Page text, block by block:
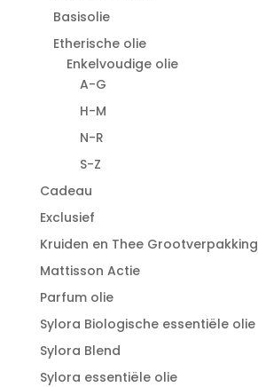
Basisolie
Etherische olie
Enkelvoudige olie
A-G
H-M
N-R
S-Z
Cadeau
Exclusief
Kruiden en Thee Grootverpakking
Mattisson Actie
Parfum olie
Sylora Biologische essentiële olie
Sylora Blend
Sylora essentiële olie